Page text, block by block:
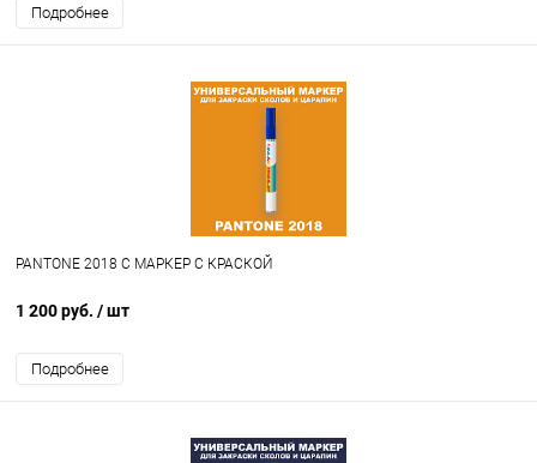
Подробнее
PANTONE 2018 C МАРКЕР С КРАСКОЙ
1 200 руб. / шт
Подробнее